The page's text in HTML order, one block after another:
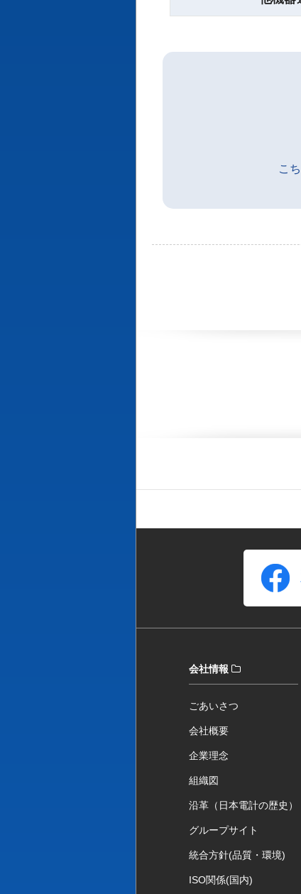
こ
会社情報
ごあいさつ
会社概要
企業理念
組織図
沿革（日本電計の歴史）
グループサイト
統合方針(品質・環境)
ISO関係(国内)